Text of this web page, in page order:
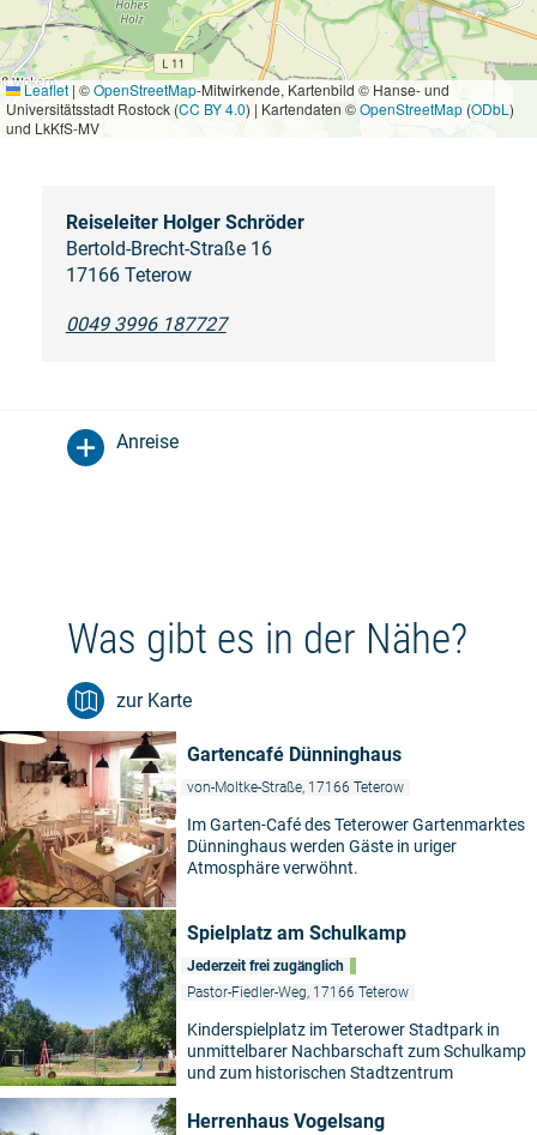
Leaflet | ©OpenStreetMap-Mitwirkende, Kartenbild © Hanse- und
Universitätsstadt Rostock (CC BY 4.0) | Kartendaten ©OpenStreetMap (ODbL )
und LkKfS-MV
Reiseleiter Holger Schröder
Bertold-Brecht-Straße 16
17166 Teterow
0049 3996 187727
Anreise
Was gibt es in der Nähe?
zur Karte
Gartencafé Dünninghaus
von-Moltke-Straße, 17166 Teterow
Im Garten-Café des Teterower Gartenmarktes
Dünninghaus werden Gäste in uriger
Atmosphäre verwöhnt.
Spielplatz am Schulkamp
Jederzeit frei zugänglich
Pastor-Fiedler-Weg, 17166 Teterow
Kinderspielplatz im Teterower Stadtpark in
unmittelbarer Nachbarschaft zum Schulkamp
und zum historischen Stadtzentrum
Herrenhaus Vogelsang